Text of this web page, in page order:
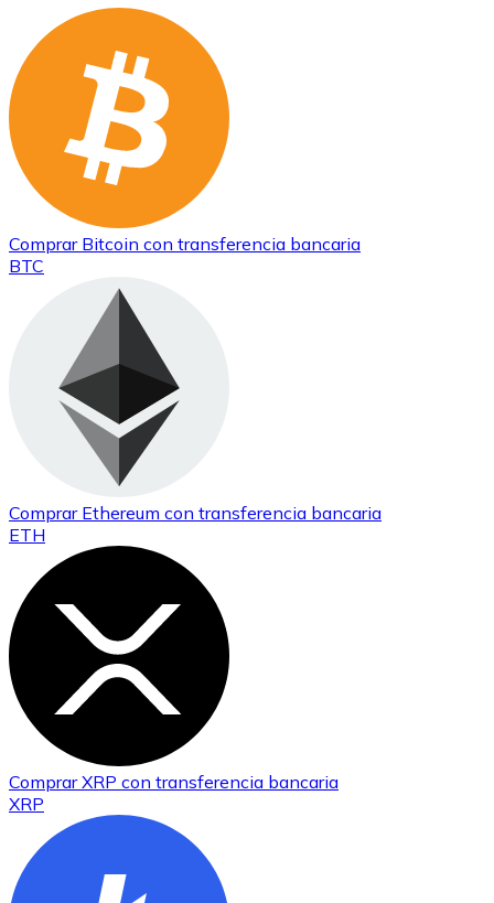
Comprar Bitcoin con transferencia bancaria
BTC
Comprar Ethereum con transferencia bancaria
ETH
ComprarXRP con transferencia bancaria
XRP